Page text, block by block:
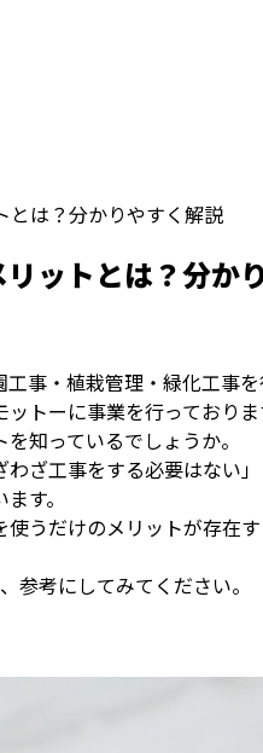
とは？分かりやすく解説
ットとは？分か
事・植栽管理・緑化工事を
トーに事業を行っておりま
知っているでしょうか。
ざ工事をする必要はない」
す。
うだけのメリットが存在す
参考にしてみてください。